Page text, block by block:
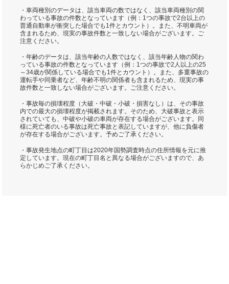
・車両種別のデータは、該当車両の数ではなく、該当車両種別の関
わっている事故の件数となっています（例：1つの事故で2台以上の
普通自動車が衝突した場合でも1件とカウント）。また、不明車両が
含まれるため、現実の事故件数と一致しない場合がございます。ご
注意ください。
・年齢のデータは、該当年齢の人数ではなく、該当年齢人物の関わ
っている事故の件数となっています（例：1つの事故で2人以上の25
～34歳が関係している場合でも1件とカウント）。また、多重事故の
運転手や同乗者など、年齢不明の関係者も含まれるため、現実の事
故件数と一致しない場合がございます。ご注意ください。
・事故毎の損壊程度（大破・中破・小破・損害なし）は、その事故
内での最大の損壊程度が掲載されます。そのため、大破事故と表示
されていても、中破や小破の車両が存在する場合がございます。同
様に死亡者のいる事故は死亡事故と表記していますが、他に負傷者
が存在する場合がございます。予めご了承ください。
・事故発生地点の町丁目は2020年国勢調査時点の住所情報を元に推
定しています。現在の町丁目名と異なる場合がございますので、あ
らかじめご了承ください。